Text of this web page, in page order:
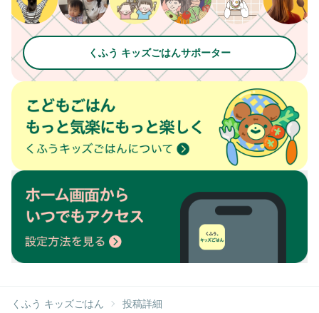
くふう キッズごはんサポーター
くふう キッズごはん 投稿詳細